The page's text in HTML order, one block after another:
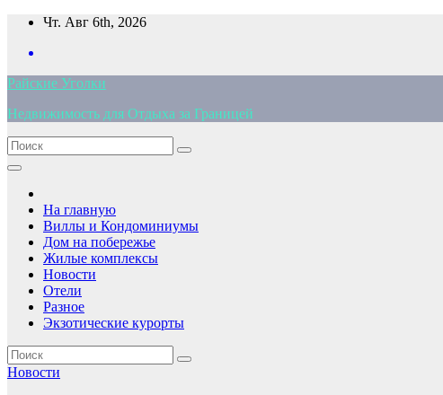
Перейти
содержимому
Чт. Авг 6th, 2026
Райские Уголки
Недвижимость для Отдыха за Границей
На главную
Виллы и Кондоминиумы
Дом на побережье
Жилые комплексы
Новости
Отели
Разное
Экзотические курорты
Новости